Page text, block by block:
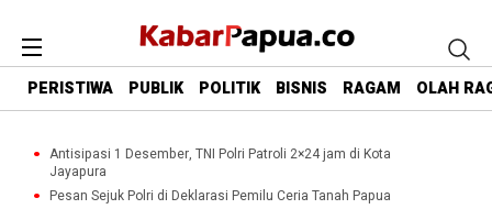
PERISTIWA PUBLIK POLITIK BISNIS RAGAM OLAH
Antisipasi 1 Desember, TNI Polri Patroli 2×24 jam di Kota
Jayapura
Pesan Sejuk Polri di Deklarasi Pemilu Ceria Tanah Papua